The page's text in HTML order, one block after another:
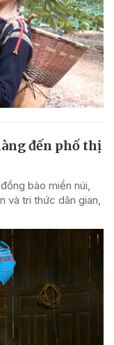
đến phố thị
bào miền núi,
và tri thức dân gian,